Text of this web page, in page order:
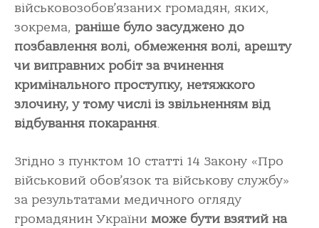
військовозобов’язаних громадян, яких,
зокрема, раніше було засуджено до
позбавлення волі, обмеження волі, арешту
чи виправних робіт за вчинення
кримінального проступку, нетяжкого
злочину, у тому числі із звільненням від
відбування покарання.
Згідно з пунктом 10 статті 14 Закону «Про
військовий обов’язок та військову службу»
за результатами медичного огляду
громадянин України може бути взятий на